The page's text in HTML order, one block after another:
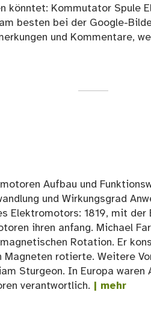
könntet: Kommutator Spule
besten bei der Google-
und Kommentare,
Aufbau und
und Wirkungsgrad
Elektromotors: 1819, mit
ihren anfang. Michael
Rotation. Er
rotierte. Weitere
Sturgeon. In Europa
verantwortlich. | mehr